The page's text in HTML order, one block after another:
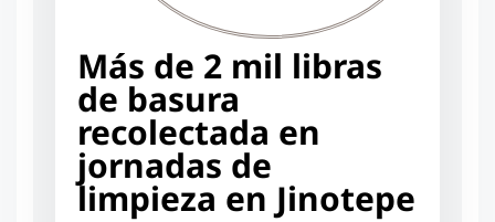
Más de 2 mil libras
de basura
recolectada en
jornadas de
limpieza en Jinotepe